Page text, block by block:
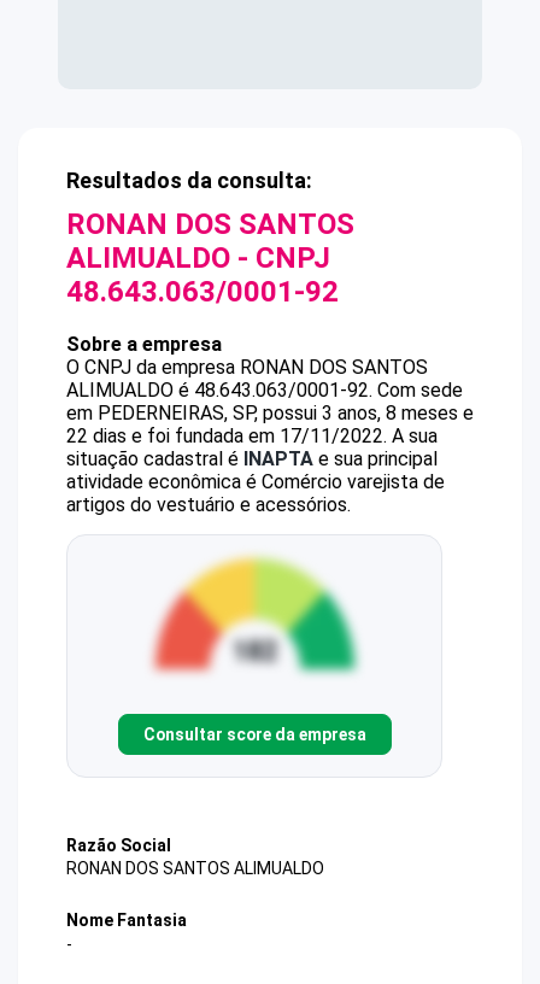
Resultados da consulta:
RONAN DOS SANTOS
ALIMUALDO - CNPJ
48.643.063/0001-92
Sobre a empresa
O CNPJ da empresa RONAN DOS SANTOS
ALIMUALDO é 48.643.063/0001-92. Com sede
em PEDERNEIRAS, SP, possui 3 anos, 8 meses e
22 dias e foi fundada em 17/11/2022. A sua
situação cadastral é INAPTA e sua principal
atividade econômica é Comércio varejista de
artigos do vestuário e acessórios.
Consultar score da empresa
Razão Social
RONAN DOS SANTOS ALIMUALDO
Nome Fantasia
-